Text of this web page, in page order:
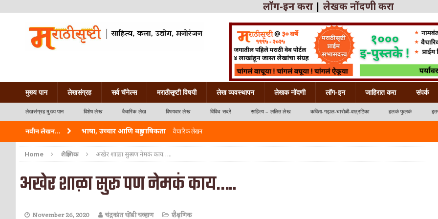
लॉग-इन करा | लेखक नोंदणी करा
मुख्य पान लेखसंग्रह सर्व चॅनेल्स मराठीसृष्टी विषयी लेख व्यवस्थापन लेखक नोंदणी लॉग-इन जाहिरात करा संपर्क
लेखसंग्रह मुख्य पान विशेष लेख वैचारिक लेख विषयवार लेख विविध सदरे साहित्य – ललित लेख कविता-गझल-चारोळी-वात्रटिका हलकं फुलकं
नवीन लेखन... भाषा, उच्चार आणि बहुभाषिकता वैचारिक लेखन
वारी विठ्ठलाची कविता-गझल-चारोळी-वात्रटिका
ताम्र – एक अफलातून धातू (COPPER)
जेव्हा मी आडनांव बदलले
अशी एक कविता लिहू इच्छिते कविता-गझल-चारोळी-वात्रटिका
Home शैक्षणिक अखेर शाळा सुरू पण नेमकं काय…..
अखेर शाळा सुरू पण नेमकं काय…..
November 26, 2020 चंद्रकांत धोंडी चव्हाण शैक्षणिक